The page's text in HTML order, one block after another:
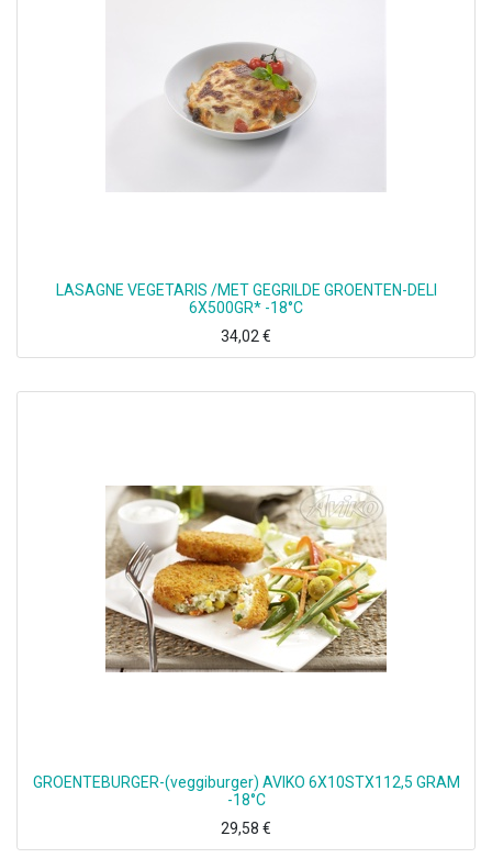
LASAGNE VEGETARIS /MET GEGRILDE GROENTEN-DELI
6X500GR* -18°C
34,02 €
GROENTEBURGER-(veggiburger) AVIKO 6X10STX112,5 GRAM
-18°C
29,58 €